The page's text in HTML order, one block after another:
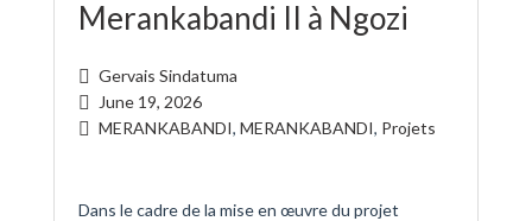
Merankabandi II à Ngozi
Gervais Sindatuma
June 19, 2026
MERANKABANDI, MERANKABANDI, Projets
Dans le cadre de la mise en œuvre du projet